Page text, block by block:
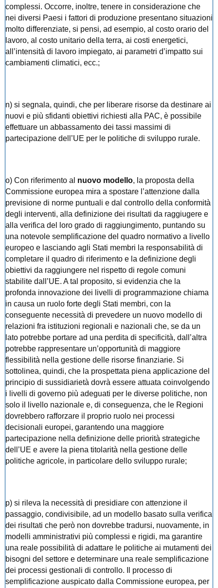
complessi. Occorre, inoltre, tenere in considerazione che
nei diversi Paesi i fattori di produzione presentano situazioni
molto differenziate, si pensi, ad esempio, al costo orario del
lavoro, al costo unitario della terra, ai costi energetici,
all’intensità di lavoro impiegato, ai parametri d’impatto sui
cambiamenti climatici, ecc.;
n) si segnala, quindi, che per liberare risorse da destinare ai
nuovi e più sfidanti obiettivi richiesti alla PAC, è possibile
effettuare un abbassamento dei tassi massimi di
partecipazione dell’UE per le politiche di sviluppo rurale.
o) Con riferimento al nuovo modello, la proposta della
Commissione europea mira a spostare l’attenzione dalla
previsione di norme puntuali e dal controllo della conformità
degli interventi, alla definizione dei risultati da raggiugere e
alla verifica del loro grado di raggiungimento, puntando su
una notevole semplificazione del quadro normativo a livello
europeo e lasciando agli Stati membri la responsabilità di
completare il quadro di riferimento e la definizione degli
obiettivi da raggiungere nel rispetto di regole comuni
stabilite dall’UE. A tal proposito, si evidenzia che la
profonda innovazione dei livelli di programmazione chiama
in causa un ruolo forte degli Stati membri, con la
conseguente necessità di prevedere un nuovo modello di
relazioni fra istituzioni regionali e nazionali che, se da un
lato potrebbe portare ad una perdita di specificità, dall’altra
potrebbe rappresentare un’opportunità di maggiore
flessibilità nella gestione delle risorse finanziarie. Si
sottolinea, quindi, che la prospettata piena applicazione del
principio di sussidiarietà dovrà essere attuata coinvolgendo
i livelli di governo più adeguati per le diverse politiche, non
solo il livello nazionale e, di conseguenza, che le Regioni
dovrebbero rafforzare il proprio ruolo nei processi
decisionali europei, garantendo una maggiore
partecipazione nella definizione delle priorità strategiche
dell’UE e avere la piena titolarità nella gestione delle
politiche agricole, in particolare dello sviluppo rurale;
p) si rileva la necessità di presidiare con attenzione il
passaggio, condivisibile, ad un modello basato sulla verifica
dei risultati che però non dovrebbe tradursi, nuovamente, in
modelli amministrativi più complessi e rigidi, ma garantire
una reale possibilità di adattare le politiche ai mutamenti dei
bisogni del settore e determinare una reale semplificazione
dei processi gestionali di controllo. Il processo di
semplificazione auspicato dalla Commissione europea, per